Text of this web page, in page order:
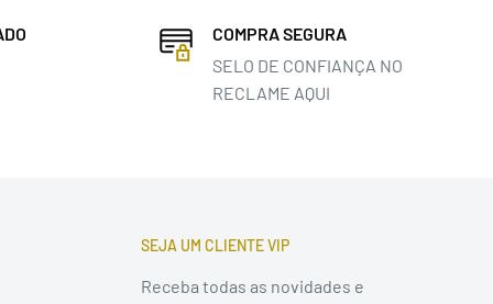
COMPRA SEGURA
SELO DE CONFIANÇA NO
RECLAME AQUI
SEJA UM CLIENTE VIP
Receba todas as novidades e